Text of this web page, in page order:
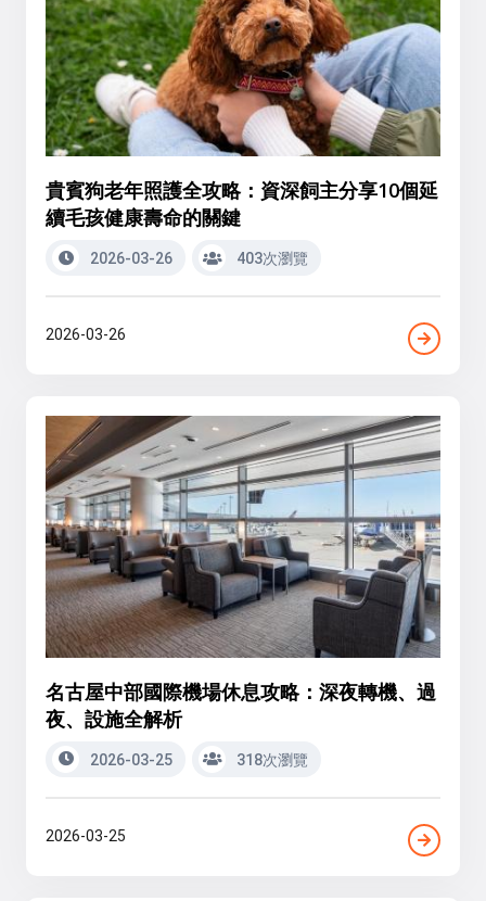
貴賓狗老年照護全攻略：資深飼主分享10個延
續毛孩健康壽命的關鍵
2026-03-26 403次瀏覽
2026-03-26
名古屋中部國際機場休息攻略：深夜轉機、過
夜、設施全解析
2026-03-25 318次瀏覽
2026-03-25